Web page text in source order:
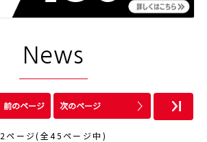
News
前のページ 次のページ
2ページ(全45ページ中)